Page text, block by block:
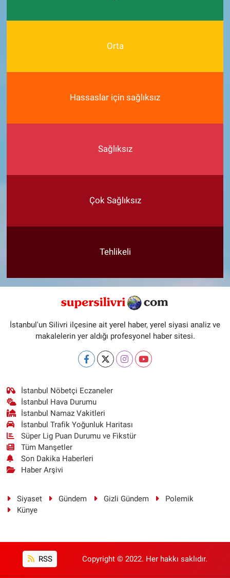
Orta
Hassaslar için sağlıksız
Sağlıksız
Çok Sağlıksız
Tehlikeli
İstanbul'un Silivri ilçesine ait yerel haber, yerel siyasi analiz ve
makalelerin yer aldığı profesyonel haber sitesi.
İstanbul Nöbetçi Eczaneler
İstanbul Hava Durumu
İstanbul Namaz Vakitleri
İstanbul Trafik Yoğunluk Haritası
Süper Lig Puan Durumu ve Fikstür
Tüm Manşetler
Son Dakika Haberleri
Haber Arşivi
Siyaset Gündem Gizli Gündem
Polemik
Künye
RSS Copyright © 2022. Her hakkı saklıdır.